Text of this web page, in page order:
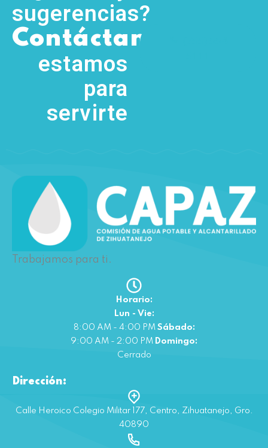
sugerencias?
Contáctanos
estamos
para
servirte
Trabajamos para ti.
Horario:
Lun - Vie:
8:00 AM - 4:00 PM Sábado:
9:00 AM - 2:00 PM Domingo:
Cerrado
Dirección:
Calle Heroico Colegio Militar 177, Centro, Zihuatanejo, Gro.
40890